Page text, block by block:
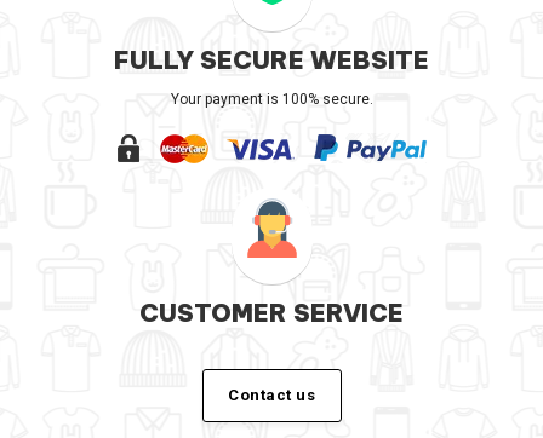
FULLY SECURE WEBSITE
Your payment is 100% secure.
CUSTOMER SERVICE
Contact us